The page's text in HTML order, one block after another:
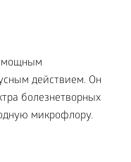
мощным
действием. Он
болезнетворных
микрофлору.